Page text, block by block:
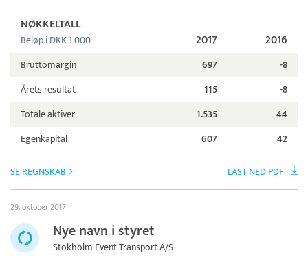
NØKKELTALL
Beløp i DKK 1 000 2017 2016
Bruttomargin 697
-8
Årets resultat
115
-8
Totale aktiver
1.535
44
Egenkapital
607 42
SE REGNSKAB LAST NED PDF
29. oktober 2017
Nye navn i styret
Stokholm Event Transport A/S